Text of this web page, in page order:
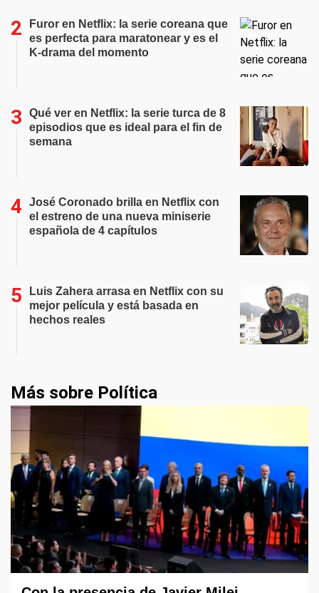
Furor en Netflix: la serie coreana que
es perfecta para maratonear y es el
K-drama del momento
Qué ver en Netflix: la serie turca de 8
episodios que es ideal para el fin de
semana
José Coronado brilla en Netflix con
el estreno de una nueva miniserie
española de 4 capítulos
Luis Zahera arrasa en Netflix con su
mejor película y está basada en
hechos reales
Más sobre Política